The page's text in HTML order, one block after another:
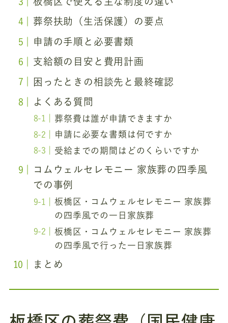
葬祭扶助（生活保護）の要点
申請の手順と必要書類
支給額の目安と費用計画
困ったときの相談先と最終確認
よくある質問
葬祭費は誰が申請できますか
申請に必要な書類は何ですか
受給までの期間はどのくらいですか
コムウェルセレモニー 家族葬の四季風
での事例
板橋区・コムウェルセレモニー 家族葬
の四季風での一日家族葬
板橋区・コムウェルセレモニー 家族葬
の四季風で行った一日家族葬
まとめ